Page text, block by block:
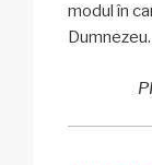
modul în
Dumnezeu.